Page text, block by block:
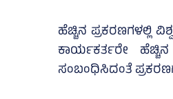
ಹೆಚ್ಚಿನ ಪ್ರಕರಣಗಳಲ್ಲಿ
ಕಾರ್ಯಕರ್ತರೇ
ಸಂಬಂಧಿಸಿದಂತೆ